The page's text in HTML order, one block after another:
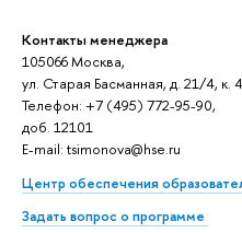
Контакты менеджера
105066 Москва,
ул. Старая Басманная, д. 21/4, к.
Телефон: +7 (495) 772-95-90,
доб. 12101
E-mail: tsimonova@hse.ru
Центр обеспечения
Задать вопрос о программе